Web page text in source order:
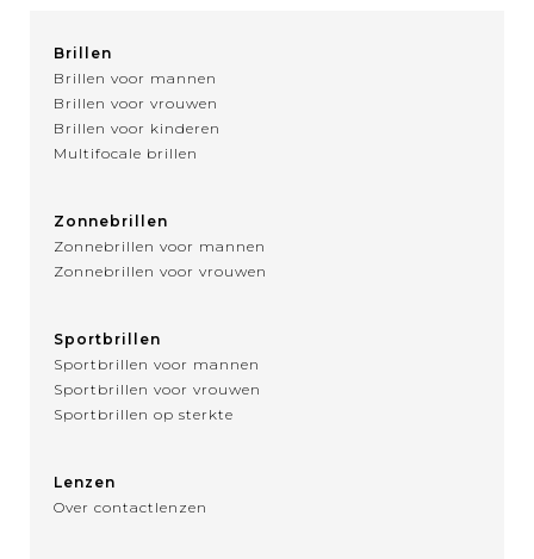
Brillen
Brillen voor mannen
Brillen voor vrouwen
Brillen voor kinderen
Multifocale brillen
Zonnebrillen
Zonnebrillen voor mannen
Zonnebrillen voor vrouwen
Sportbrillen
Sportbrillen voor mannen
Sportbrillen voor vrouwen
Sportbrillen op sterkte
Lenzen
Over contactlenzen